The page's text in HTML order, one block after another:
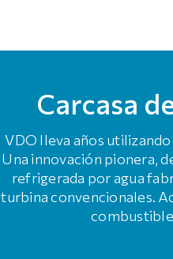
Carcasa
VDO lleva años
Una innovación pionera,
refrigerada por agua
turbina convencionales.
combustible